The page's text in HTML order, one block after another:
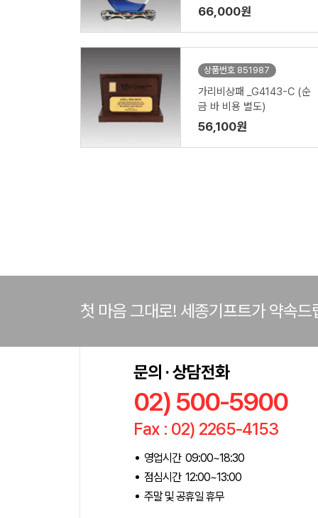
66,000원
상품번호 851987
가리비상패 _G4143-C (순
금 바 비용 별도)
56,100원
첫 마음 그대로! 세종기프트가 약속드
문의 · 상담전화
02) 500-5900
Fax : 02) 2265-4153
영업시간 09:00~18:30
점심시간 12:00~13:00
주말 및 공휴일 휴무